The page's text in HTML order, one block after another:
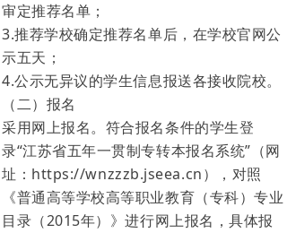
审定推荐名单；
3.推荐学校确定推荐名单后，在学校官网公
示五天；
4.公示无异议的学生信息报送各接收院校。
（二）报名
采用网上报名。符合报名条件的学生登
录“江苏省五年一贯制专转本报名系统”（网
址：https://wnzzzb.jseea.cn），对照
《普通高等学校高等职业教育（专科）专业
目录（2015年）》进行网上报名，具体报